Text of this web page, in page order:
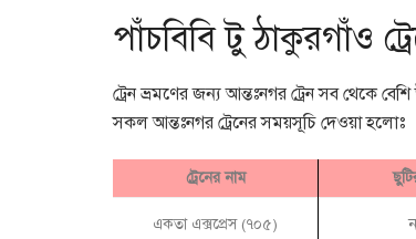
পাঁচবিবি টু ঠাকুরগাঁও
ট্রেন ভ্রমণের জন্য আন্তঃনগর ট্রেন সব থেকে
সকল আন্তঃনগর ট্রেনের সময়সূচি দেওয়া হলোঃ
ট্রেনের নাম
একতা এক্সপ্রেস (৭০৫)